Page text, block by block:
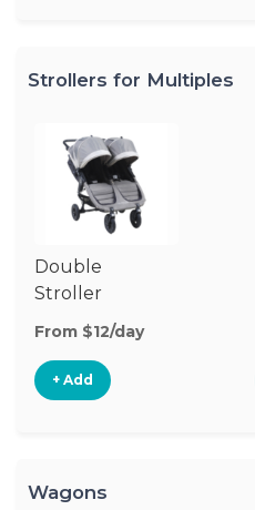
Strollers for Multiples
Double
Stroller
From $12/day
+ Add
Wagons